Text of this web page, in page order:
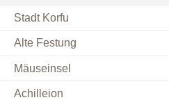
Stadt Korfu
Alte Festung
Mäuseinsel
Achilleion